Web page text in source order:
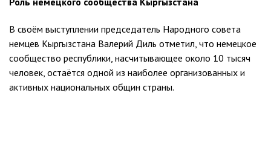
В своём выступлении председатель Народного совета
немцев Кыргызстана Валерий Диль отметил, что немецкое
сообщество республики, насчитывающее около 10 тысяч
человек, остаётся одной из наиболее организованных и
активных национальных общин страны.